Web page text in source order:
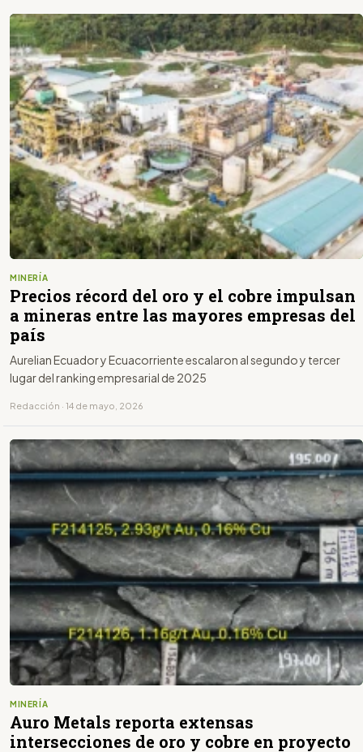
MINERÍA
Precios récord del oro y el cobre impulsan
a mineras entre las mayores empresas del
país
Aurelian Ecuador y Ecuacorriente escalaron al segundo y tercer
lugar del ranking empresarial de 2025
Redacción · 14 de mayo, 2026
MINERÍA
Auro Metals reporta extensas
intersecciones de oro y cobre en proyecto